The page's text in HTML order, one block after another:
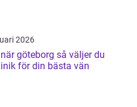
2026
så väljer du
för din bästa vän